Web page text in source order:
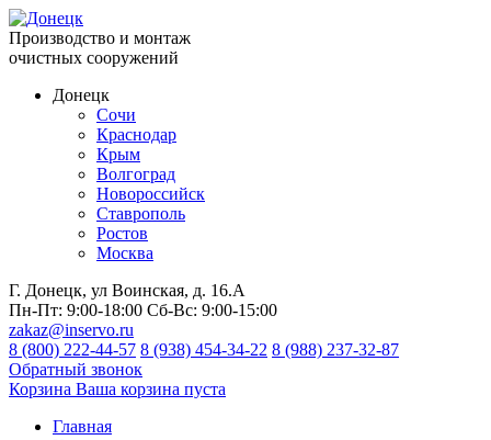
Производство и монтаж
очистных сооружений
Донецк
Сочи
Краснодар
Крым
Волгоград
Новороссийск
Ставрополь
Ростов
Москва
Г. Донецк, ул Воинская, д. 16.А
Пн-Пт: 9:00-18:00 Сб-Вс: 9:00-15:00
zakaz@inservo.ru
8 (800) 222-44-57 8 (938) 454-34-22 8 (988) 237-32-87
Обратный звонок
Корзина Ваша корзина пуста
Главная